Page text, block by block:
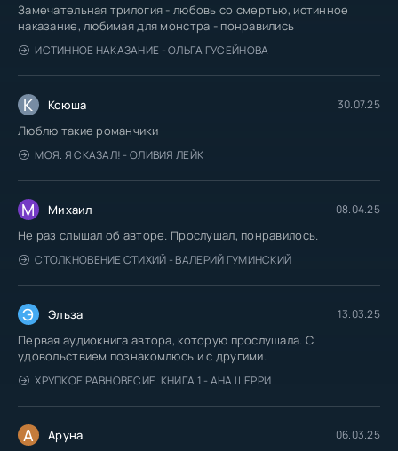
Замечательная трилогия - любовь со смертью, истинное
наказание, любимая для монстра - понравились
ИСТИННОЕ НАКАЗАНИЕ - ОЛЬГА ГУСЕЙНОВА
К Ксюша 30.07.25
Люблю такие романчики
МОЯ. Я СКАЗАЛ! - ОЛИВИЯ ЛЕЙК
М Михаил 08.04.25
Не раз слышал об авторе. Прослушал, понравилось.
СТОЛКНОВЕНИЕ СТИХИЙ - ВАЛЕРИЙ ГУМИНСКИЙ
Э Эльза 13.03.25
Первая аудиокнига автора, которую прослушала. С
удовольствием познакомлюсь и с другими.
ХРУПКОЕ РАВНОВЕСИЕ. КНИГА 1 - АНА ШЕРРИ
А Аруна 06.03.25